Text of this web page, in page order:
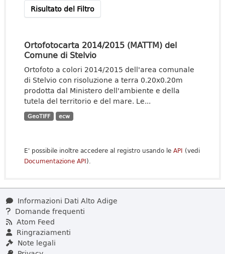
Risultato del Filtro
Ortofotocarta 2014/2015 (MATTM) del
Comune di Stelvio
Ortofoto a colori 2014/2015 dell'area comunale
di Stelvio con risoluzione a terra 0.20x0.20m
prodotta dal Ministero dell'ambiente e della
tutela del territorio e del mare. Le...
GeoTIFF ecw
E' possibile inoltre accedere al registro usando le API (vedi
Documentazione API).
Informazioni Dati Alto Adige
Domande frequenti
Atom Feed
Ringraziamenti
Note legali